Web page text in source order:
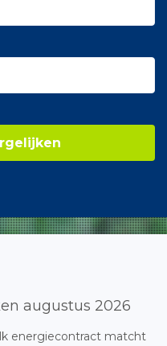
augustus 2026
energiecontract matcht